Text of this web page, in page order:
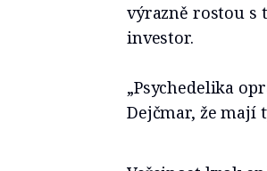
výrazně rostou s
investor.
„Psychedelika
Dejčmar, že mají